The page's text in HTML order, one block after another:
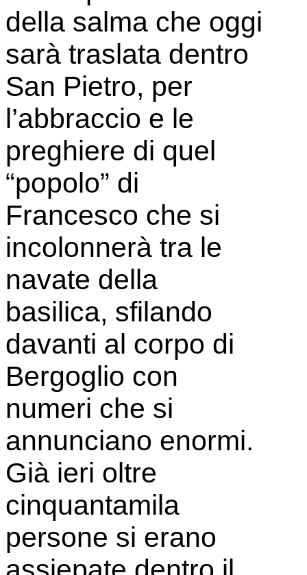
della salma che oggi
sarà traslata dentro
San Pietro, per
l’abbraccio e le
preghiere di quel
“popolo” di
Francesco che si
incolonnerà tra le
navate della
basilica, sfilando
davanti al corpo di
Bergoglio con
numeri che si
annunciano enormi.
Già ieri oltre
cinquantamila
persone si erano